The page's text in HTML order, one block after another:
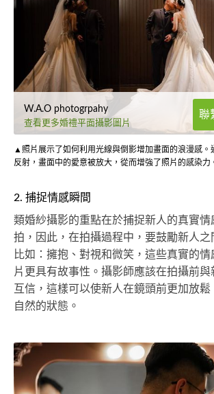
W.A.O photogrpahy
查看更多婚禮平面攝影圖片
聯
▲照片展示了如何利用光線與倒影增加畫面的浪漫感。
反射，畫面中的愛意被放大，從而增強了照片的感染力
2. 捕捉情感瞬間
類婚紗攝影的重點在於捕捉新人的真實情
拍，因此，在拍攝過程中，要鼓勵新人之
比如：擁抱、對視和微笑，這些真實的
片更具有故事性。攝影師應該在拍攝前與
互信，這樣可以使新人在鏡頭前更加放
自然的狀態。